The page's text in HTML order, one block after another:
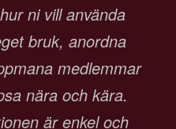
ni vill använda
bruk, anordna
medlemmar
nära och kära.
är enkel och